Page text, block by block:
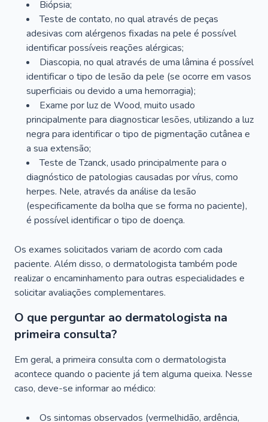
Biópsia;
Teste de contato, no qual através de peças
adesivas com alérgenos fixadas na pele é possível
identificar possíveis reações alérgicas;
Diascopia, no qual através de uma lâmina é possível
identificar o tipo de lesão da pele (se ocorre em vasos
superficiais ou devido a uma hemorragia);
Exame por luz de Wood, muito usado
principalmente para diagnosticar lesões, utilizando a luz
negra para identificar o tipo de pigmentação cutânea e
a sua extensão;
Teste de Tzanck, usado principalmente para o
diagnóstico de patologias causadas por vírus, como
herpes. Nele, através da análise da lesão
(especificamente da bolha que se forma no paciente),
é possível identificar o tipo de doença.
Os exames solicitados variam de acordo com cada
paciente. Além disso, o dermatologista também pode
realizar o encaminhamento para outras especialidades e
solicitar avaliações complementares.
O que perguntar ao dermatologista na
primeira consulta?
Em geral, a primeira consulta com o dermatologista
acontece quando o paciente já tem alguma queixa. Nesse
caso, deve-se informar ao médico:
Os sintomas observados (vermelhidão, ardência,